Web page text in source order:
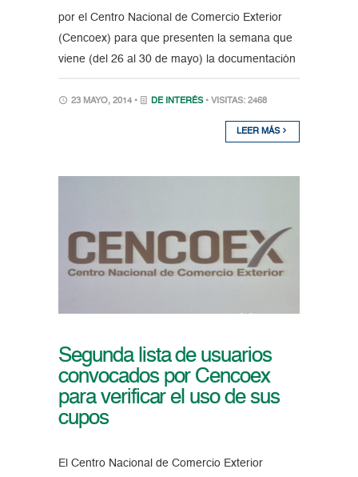
por el Centro Nacional de Comercio Exterior
(Cencoex) para que presenten la semana que
viene (del 26 al 30 de mayo) la documentación
23 MAYO, 2014 • DE INTERÉS • VISITAS: 2468
LEER MÁS
Segunda lista de usuarios
convocados por Cencoex
para verificar el uso de sus
cupos
El Centro Nacional de Comercio Exterior